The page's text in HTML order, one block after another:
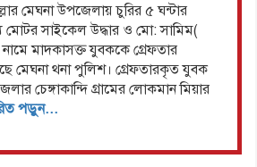
মেঘনা উপজেলায় চুরির ৫ ঘন্টার
মোটর সাইকেল উদ্ধার ও মো: সামিম(
মাদকাসক্ত যুবককে গ্রেফতার
মেঘনা থনা পুলিশ। গ্রেফতারকৃত যুবক
চেঙ্গাকান্দি গ্রামের লোকমান মিয়ার
পড়ুন...